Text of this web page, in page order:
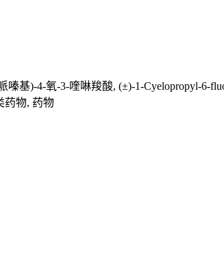
基)-4-氧-3-喹啉羧酸, (±)-1-Cyelopropyl-6-
药物, 药物